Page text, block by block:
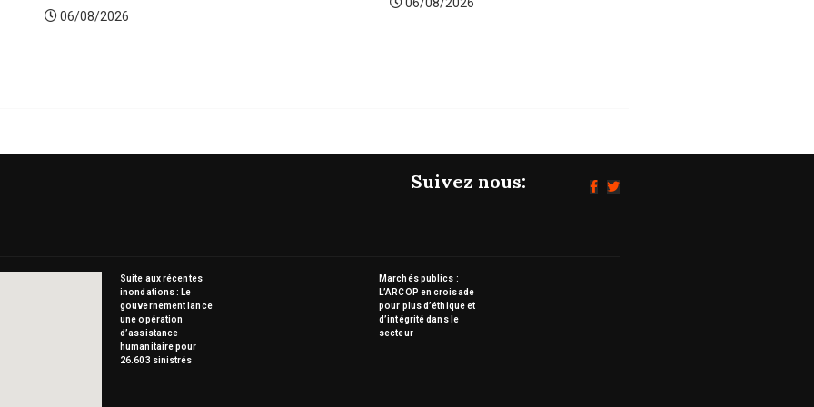
Suivez nous:
Suite aux récentes
inondations : Le
gouvernement lance
une opération
d’assistance
humanitaire pour
26.603 sinistrés
Marchés publics :
L’ARCOP en croisade
pour plus d’éthique et
d’intégrité dans le
secteur